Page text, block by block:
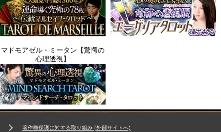
著作権保護に対する取り組み (外部サイトへ)